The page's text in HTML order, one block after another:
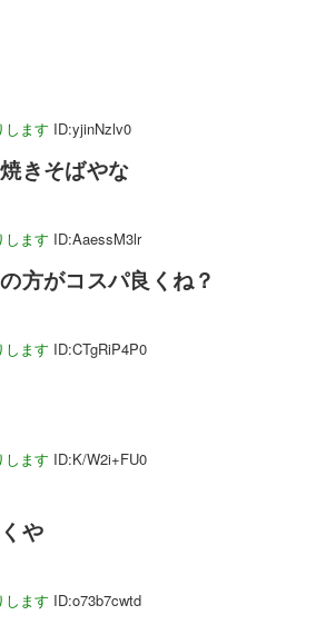
します ID:yjinNzlv0
きそばやな
します ID:AaessM3lr
方がコスパ良くね？
します ID:CTgRiP4P0
します ID:K/W2i+FU0
や
します ID:o73b7cwtd